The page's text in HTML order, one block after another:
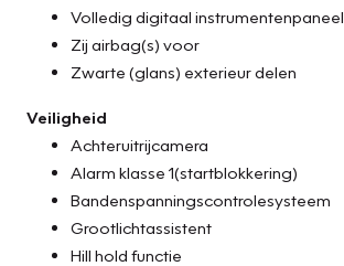
Volledig digitaal instrumentenpaneel
Zij airbag(s) voor
Zwarte (glans) exterieur delen
Veiligheid
Achteruitrijcamera
Alarm klasse 1(startblokkering)
Bandenspanningscontrolesysteem
Grootlichtassistent
Hill hold functie